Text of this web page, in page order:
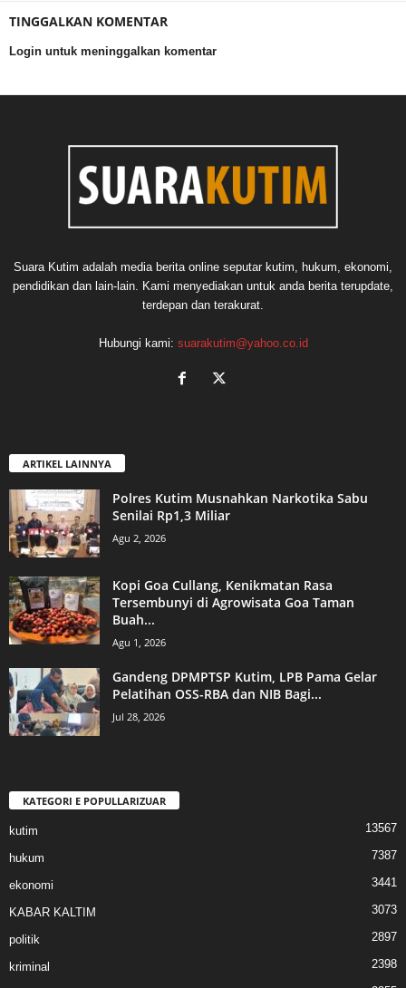
TINGGALKAN KOMENTAR
Login untuk meninggalkan komentar
Suara Kutim adalah media berita online seputar kutim, hukum, ekonomi,
pendidikan dan lain-lain. Kami menyediakan untuk anda berita terupdate,
terdepan dan terakurat.
Hubungi kami: suarakutim@yahoo.co.id
ARTIKEL LAINNYA
Polres Kutim Musnahkan Narkotika Sabu
Senilai Rp1,3 Miliar
Agu 2, 2026
Kopi Goa Cullang, Kenikmatan Rasa
Tersembunyi di Agrowisata Goa Taman
Buah...
Agu 1, 2026
Gandeng DPMPTSP Kutim, LPB Pama Gelar
Pelatihan OSS-RBA dan NIB Bagi...
Jul 28, 2026
KATEGORI E POPULLARIZUAR
kutim 13567
hukum 7387
ekonomi 3441
KABAR KALTIM 3073
politik 2897
kriminal 2398